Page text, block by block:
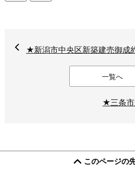
★新潟市中央区新築建売御成
一覧へ
★三条
このページの